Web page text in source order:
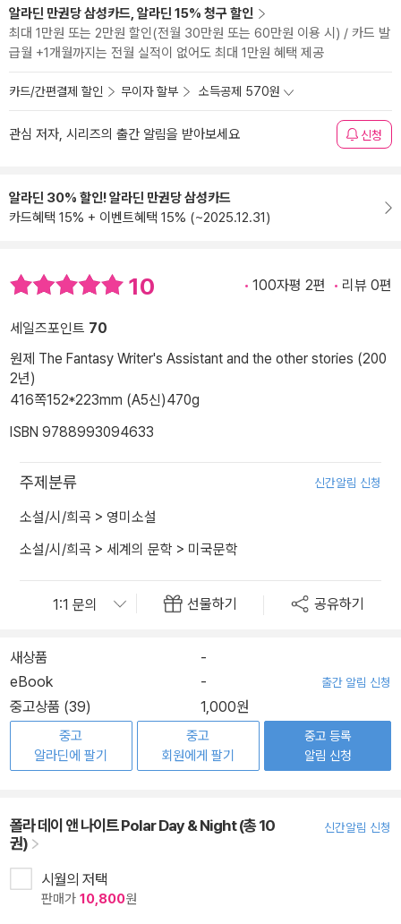
알라딘 만권당 삼성카드, 알라딘 15% 청구 할인
최대 1만원 또는 2만원 할인(전월 30만원 또는 60만원 이용 시) / 카드 발
급월 +1개월까지는 전월 실적이 없어도 최대 1만원 혜택 제공
카드/간편결제 할인 무이자 할부 소득공제 570원
관심 저자, 시리즈의 출간 알림을 받아보세요 신청
알라딘 30% 할인! 알라딘 만권당 삼성카드
카드혜택 15% + 이벤트혜택 15% (~2025.12.31)
10 100자평 2편 리뷰 0편
세일즈포인트 70
원제 The Fantasy Writer's Assistant and the other stories (200
2년)
416쪽152*223mm (A5신)470g
ISBN 9788993094633
주제분류 신간알림 신청
소설/시/희곡 > 영미소설
소설/시/희곡 > 세계의 문학 > 미국문학
선물하기 공유하기
새상품
-
eBook
- 출간 알림 신청
중고상품 (39) 1,000원
중고
알라딘에 팔기
중고
회원에게 팔기
중고 등록
알림 신청
폴라 데이 앤 나이트 Polar Day & Night (총 10
권)
신간알림 신청
시월의 저택
판매가 10,800원